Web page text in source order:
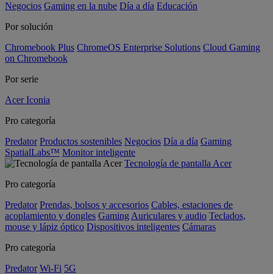
Negocios Gaming en la nube Día a día Educación
Por solución
Chromebook Plus ChromeOS Enterprise Solutions Cloud Gaming
on Chromebook
Por serie
Acer Iconia
Pro categoría
Predator Productos sostenibles Negocios Día a día Gaming
SpatialLabs™ Monitor inteligente
Tecnología de pantalla Acer
Pro categoría
Predator Prendas, bolsos y accesorios Cables, estaciones de
acoplamiento y dongles Gaming Auriculares y audio Teclados,
mouse y lápiz óptico Dispositivos inteligentes Cámaras
Pro categoría
Predator Wi-Fi 5G